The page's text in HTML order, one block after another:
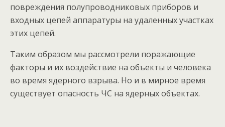
повреждения полупроводниковых приборов и
входных цепей аппаратуры на удаленных участках
этих цепей.
Таким образом мы рассмотрели поражающие
факторы и их воздействие на объекты и человека
во время ядерного взрыва. Но и в мирное время
существует опасность ЧС на ядерных объектах.